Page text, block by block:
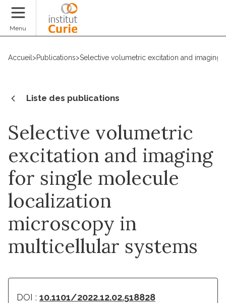
Menu
Accueil >Publications>Selective volumetric excitation and
Liste des publications
Selective volumetric
excitation and imaging
for single molecule
localization
microscopy in
multicellular systems
DOI : 10.1101/2022.12.02.518828